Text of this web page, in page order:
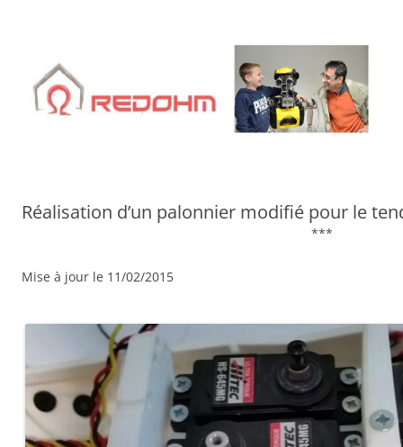
Réalisation d’un palonnier modifié pour le
***
Mise à jour le 11/02/2015